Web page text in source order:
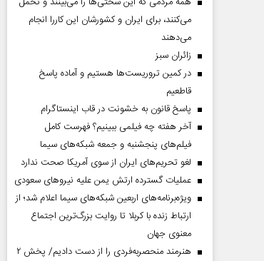
می‌کنند، برای ایران و کشورشان این کاررا انجام
می‌دهند
‌زائران سبز
در کمین تروریست‌ها هستیم و آماده پاسخ
قاطعیم
پاسخ قانون به خشونت در قاب اینستاگرام
آخر هفته چه فیلمی ببینیم؟ فهرست کامل
فیلم‌های پنجشنبه و جمعه شبکه‌های سیما
لغو تحریم‌های ایران از سوی آمریکا صحت ندارد
عملیات گسترده ارتش یمن علیه نیروهای سعودی
ویژه‌برنامه‌های اربعین شبکه‌های سیما اعلام شد؛ از
ارتباط زنده با کربلا تا روایت بزرگ‌ترین اجتماع
معنوی جهان
هنرمند منحصر‌به‌فردی را از دست دادیم/ پخش ۲